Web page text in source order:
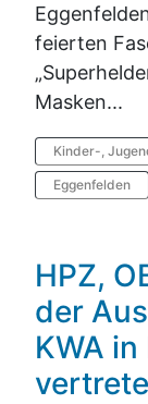
feierten
Masken...
Kinder-,
Eggenfelden
HPZ,
der
KWA